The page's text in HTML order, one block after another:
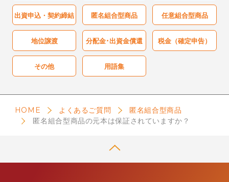
反社会的勢力に対する基本方針
システムリスク管理に係る基本方針
手数料及びリスク
利益相反管理方針
出資申込・契約締結 匿名組合型商品 任意組合型商品
地位譲渡 分配金･出資金償還 税金（確定申告）
その他 用語集
HOME よくあるご質問
匿名組合型商品
匿名組合型商品の元本は保証されていますか？